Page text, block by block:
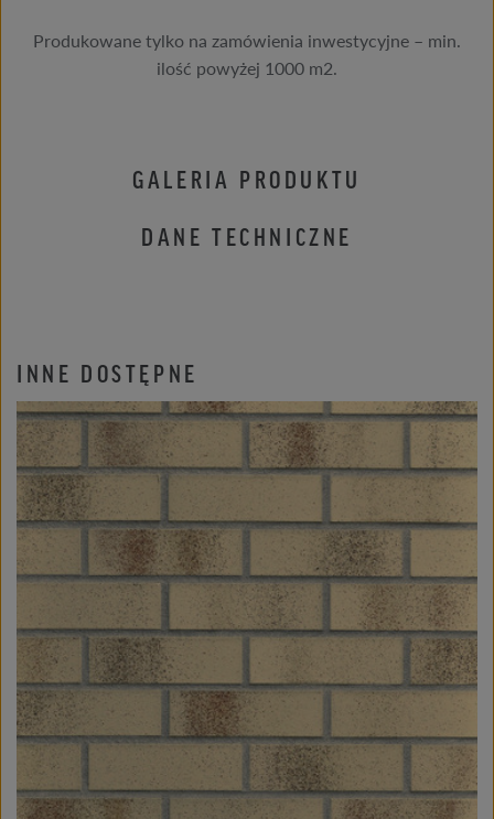
Produkowane tylko na zamówienia inwestycyjne – min.
ilość powyżej 1000 m2.
GALERIA PRODUKTU
DANE TECHNICZNE
INNE DOSTĘPNE